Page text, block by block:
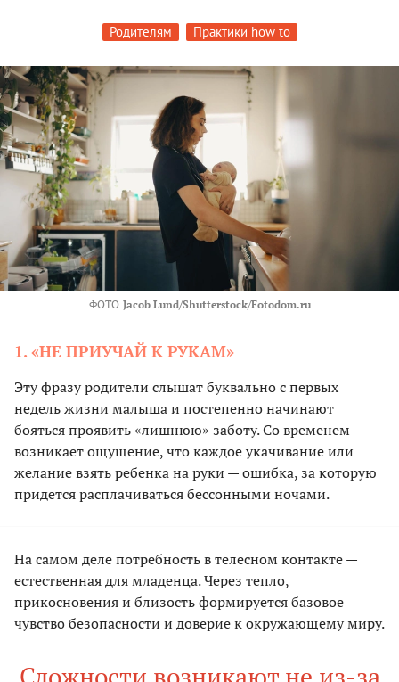
Родителям Практики how to
ФОТО Jacob Lund/Shutterstock/Fotodom.ru
1. «НЕ ПРИУЧАЙ К РУКАМ»
Эту фразу родители слышат буквально с первых
недель жизни малыша и постепенно начинают
бояться проявить «лишнюю» заботу. Со временем
возникает ощущение, что каждое укачивание или
желание взять ребенка на руки — ошибка, за которую
придется расплачиваться бессонными ночами.
На самом деле потребность в телесном контакте —
естественная для младенца. Через тепло,
прикосновения и близость формируется базовое
чувство безопасности и доверие к окружающему миру.